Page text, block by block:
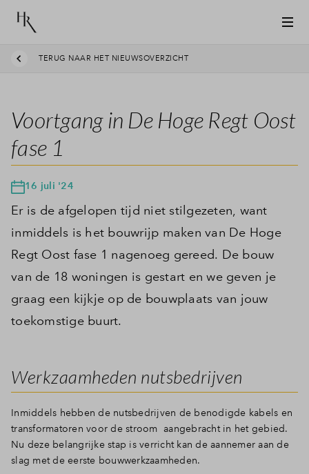
TERUG NAAR HET NIEUWSOVERZICHT
Voortgang in De Hoge Regt Oost
fase 1
16 juli '24
Er is de afgelopen tijd niet stilgezeten, want
inmiddels is het bouwrijp maken van De Hoge
Regt Oost fase 1 nagenoeg gereed. De bouw
van de 18 woningen is gestart en we geven je
graag een kijkje op de bouwplaats van jouw
toekomstige buurt.
Werkzaamheden nutsbedrijven
Inmiddels hebben de nutsbedrijven de benodigde kabels en
transformatoren voor de stroom aangebracht in het gebied.
Nu deze belangrijke stap is verricht kan de aannemer aan de
slag met de eerste bouwwerkzaamheden.